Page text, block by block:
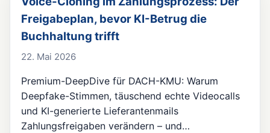
Freigabeplan, bevor KI-Betrug die
Buchhaltung trifft
22. Mai 2026
Premium-DeepDive für DACH-KMU: Warum
Deepfake-Stimmen, täuschend echte Videocalls
und KI-generierte Lieferantenmails
Zahlungsfreigaben verändern – und…